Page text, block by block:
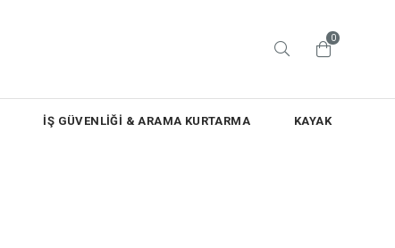
0
İŞ GÜVENLİĞİ & ARAMA KURTARMA KAYAK